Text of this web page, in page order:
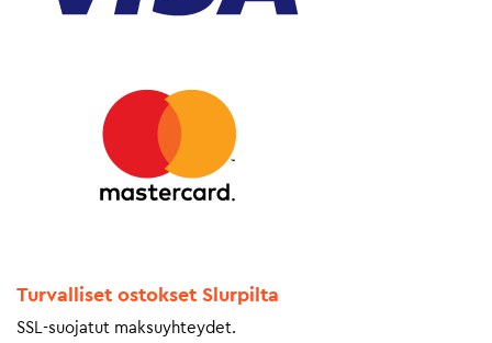
Turvalliset ostokset Slurpilta
SSL-suojatut maksuyhteydet.